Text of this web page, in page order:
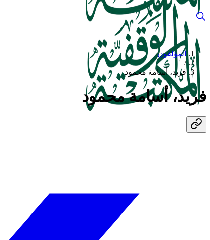
المؤلفون
/
فريد، أسامة محمود
فريد، أسامة محمود